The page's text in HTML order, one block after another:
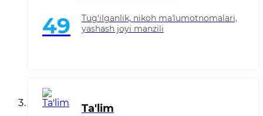
49
Tug‘ilganlik, nikoh maʼlumotnomalari,
yashash joyi manzili
Ta'lim